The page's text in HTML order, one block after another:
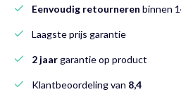
Eenvoudig retourneren binnen
Laagste prijs garantie
2 jaargarantie op product
Klantbeoordeling van 8,4